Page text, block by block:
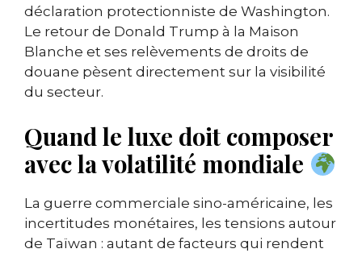
déclaration protectionniste de Washington.
Le retour de Donald Trump à la Maison
Blanche et ses relèvements de droits de
douane pèsent directement sur la visibilité
du secteur.
Quand le luxe doit composer
avec la volatilité mondiale
La guerre commerciale sino-américaine, les
incertitudes monétaires, les tensions autour
de Taïwan : autant de facteurs qui rendent